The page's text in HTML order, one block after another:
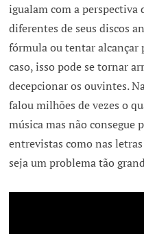
igualam com a perspectiva
diferentes de seus discos
fórmula ou tentar alcançar
caso, isso pode se tornar
decepcionar os ouvintes.
falou milhões de vezes o
música mas não consegue
entrevistas como nas
seja um problema tão